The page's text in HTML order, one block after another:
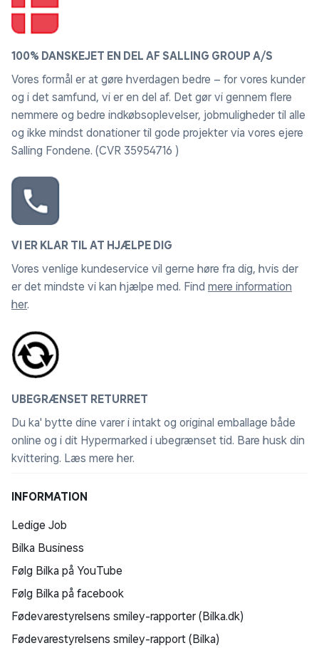
Havemøbler der er lavet i plast eller formstøbt plast
ligner traditionelt flettede møbler. Materialet er robust
og vejrbestandigt, så dit havemøbel har en lang
holdbarhed, samt materialet ikke mister farve af at stå
ude i solen. Derudover er materialet let at vedligeholde
og nemt at flytte rundt på. Derfor er et havemøbel i
hjemme på din terrasse.
Vedligeholdelse af plast/formstøbt plast: Rengøres
med vand og sæbe
100% DANSKEJET EN DEL AF SALLING GROUP A/S
Vores formål er at gøre hverdagen bedre – for vores kunder
og i det samfund, vi er en del af. Det gør vi gennem flere
nemmere og bedre indkøbsoplevelser, jobmuligheder til alle
og ikke mindst donationer til gode projekter via vores ejere
Salling Fondene. (CVR 35954716 )
VI ER KLAR TIL AT HJÆLPE DIG
Vores venlige kundeservice vil gerne høre fra dig, hvis der
er det mindste vi kan hjælpe med. Find mere information
her.
UBEGRÆNSET RETURRET
Du ka' bytte dine varer i intakt og original emballage både
online og i dit Hypermarked i ubegrænset tid. Bare husk din
kvittering. Læs mere her.
INFORMATION
Ledige Job
Bilka Business
Følg Bilka på YouTube
Følg Bilka på facebook
Fødevarestyrelsens smiley-rapporter (Bilka.dk)
Fødevarestyrelsens smiley-rapport (Bilka)